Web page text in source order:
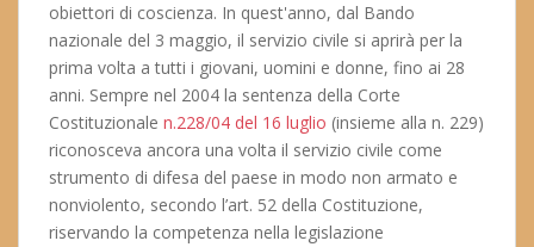
obiettori di coscienza. In quest'anno, dal Bando
nazionale del 3 maggio, il servizio civile si aprirà per la
prima volta a tutti i giovani, uomini e donne, fino ai 28
anni. Sempre nel 2004 la sentenza della Corte
Costituzionale n.228/04 del 16 luglio (insieme alla n. 229)
riconosceva ancora una volta il servizio civile come
strumento di difesa del paese in modo non armato e
nonviolento, secondo l’art. 52 della Costituzione,
riservando la competenza nella legislazione